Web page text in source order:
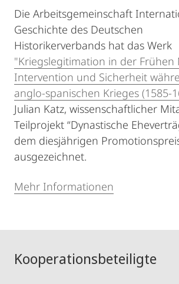
Die Arbeitsgemeinschaft
Geschichte des Deutschen
Historikerverbands hat das Werk
"Kriegslegitimation in der Frühen
Intervention und Sicherheit
anglo-spanischen Krieges (1585-
Julian Katz, wissenschaftlicher
Teilprojekt “Dynastische
dem diesjährigen
ausgezeichnet.
Mehr Informationen
Kooperationsbeteiligte